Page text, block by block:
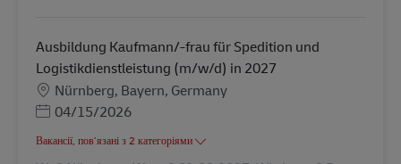
Ausbildung Kaufmann/-frau für Spedition und
Logistikdienstleistung (m/w/d) in 2027
Місцезнаходження
Nürnberg, Bayern, Germany
Posted Date
04/15/2026
Вакансії, пов’язані з 2 категоріями